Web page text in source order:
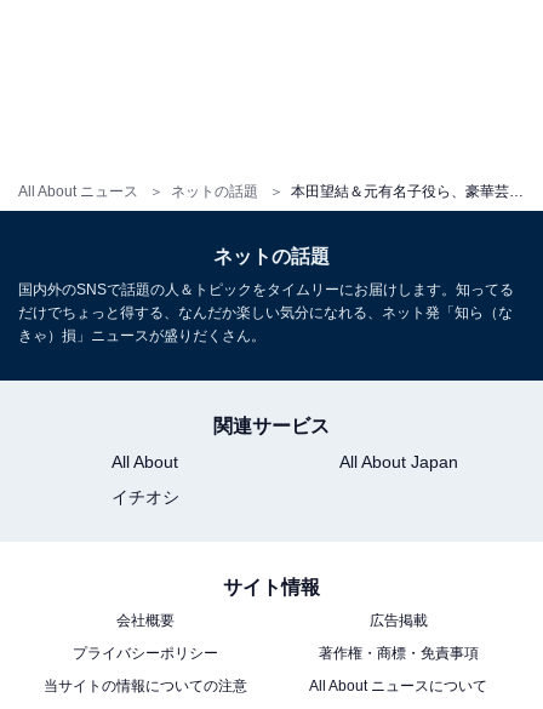
All About ニュース ネットの話題
ネットの話題
国内外のSNSで話題の人＆トピックをタイムリーにお届けします。知ってる
だけでちょっと得する、なんだか楽しい気分になれる、ネット発「知ら（な
きゃ）損」ニュースが盛りだくさん。
関連サービス
All About
All About Japan
イチオシ
サイト情報
会社概要
広告掲載
プライバシーポリシー
著作権・商標・免責事項
当サイトの情報についての注意
All About ニュースについて